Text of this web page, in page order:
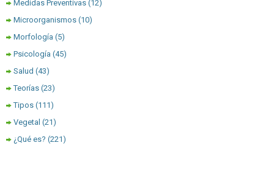
Medidas Preventivas (12)
Microorganismos (10)
Morfología (5)
Psicología (45)
Salud (43)
Teorías (23)
Tipos (111)
Vegetal (21)
¿Qué es? (221)